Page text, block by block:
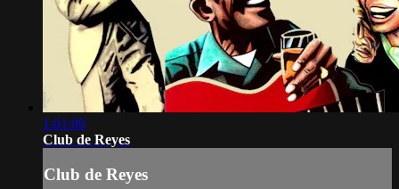
1:01:09
Club de Reyes
Club de Reyes